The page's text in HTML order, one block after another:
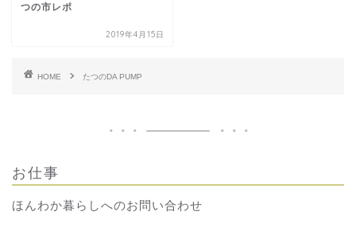
つの市レポ
2019年4月15日
HOME たつのDA PUMP
お仕事
ほんわか暮らしへのお問い合わせ